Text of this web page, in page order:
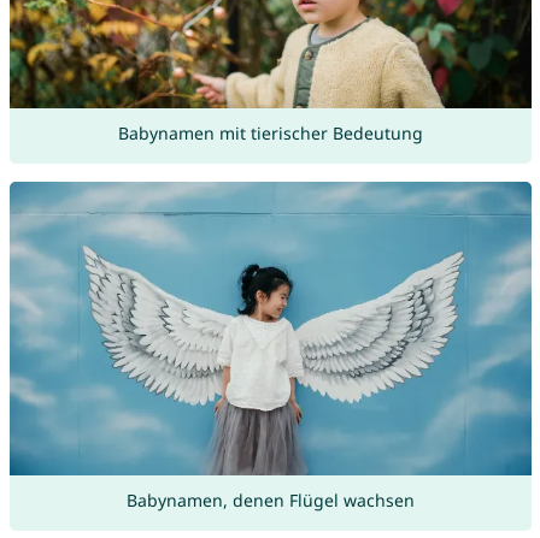
Babynamen mit tierischer Bedeutung
Babynamen, denen Flügel wachsen